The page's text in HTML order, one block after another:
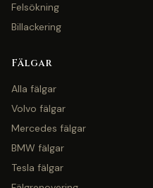
Felsökning
Billackering
Fälgar
Alla fälgar
Volvo fälgar
Mercedes fälgar
BMW fälgar
Tesla fälgar